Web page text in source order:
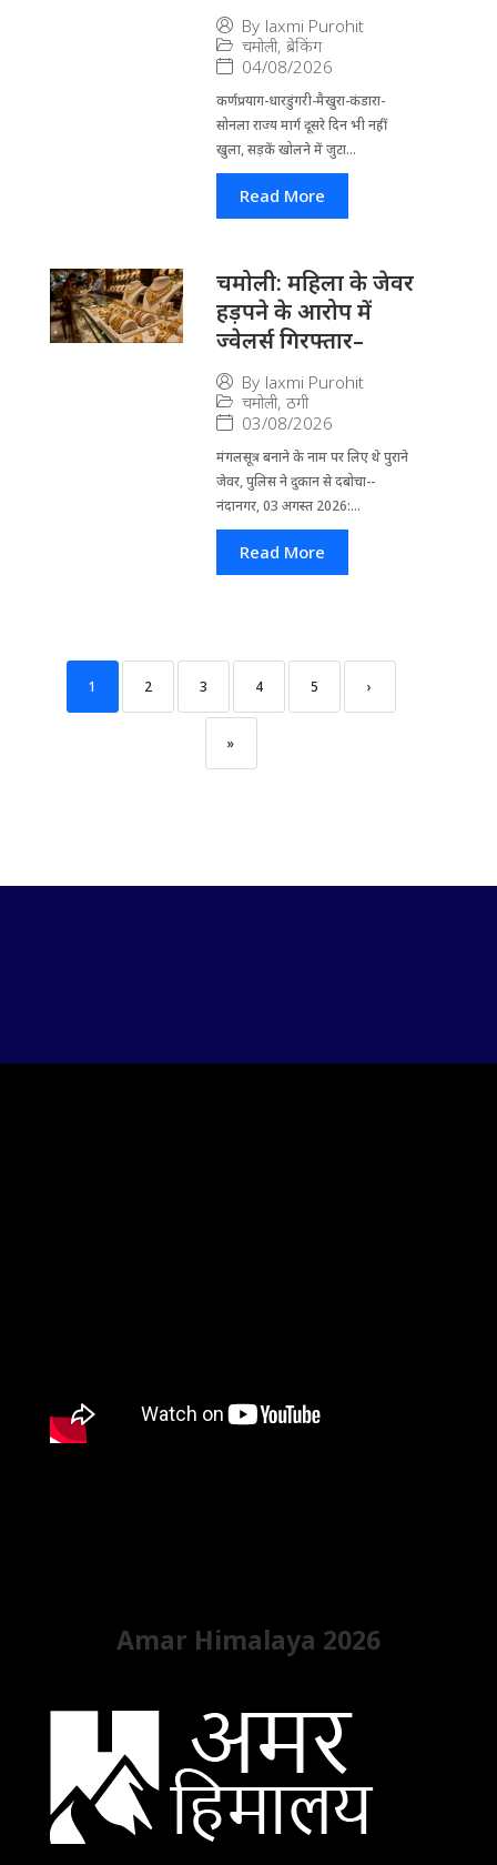
By laxmi Purohit
चमोली, ब्रेकिंग
04/08/2026
कर्णप्रयाग-धारडुंगरी-मैखुरा-कंडारा-
सोनला राज्य मार्ग दूसरे दिन भी नहीं
खुला, सड़कें खोलने में जुटा...
Read More
चमोली: महिला के जेवर
हड़पने के आरोप में
ज्वेलर्स गिरफ्तार–
By laxmi Purohit
चमोली, ठगी
03/08/2026
मंगलसूत्र बनाने के नाम पर लिए थे पुराने
जेवर, पुलिस ने दुकान से दबोचा--
नंदानगर, 03 अगस्त 2026:...
Read More
1 2 3 4 5 ›
»
Amar Himalaya 2026